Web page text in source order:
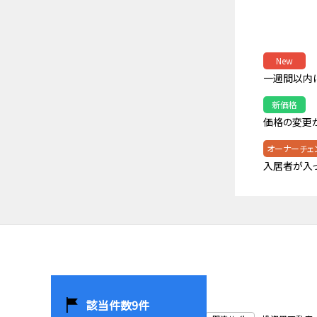
New
一週間以内
新価格
価格の変更
オーナーチェ
入居者が入
該当件数9件